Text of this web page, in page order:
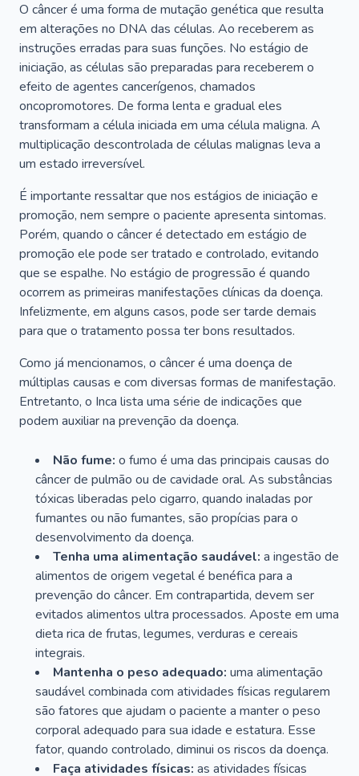
O câncer é uma forma de mutação genética que resulta
em alterações no DNA das células. Ao receberem as
instruções erradas para suas funções. No estágio de
iniciação, as células são preparadas para receberem o
efeito de agentes cancerígenos, chamados
oncopromotores. De forma lenta e gradual eles
transformam a célula iniciada em uma célula maligna. A
multiplicação descontrolada de células malignas leva a
um estado irreversível.
É importante ressaltar que nos estágios de iniciação e
promoção, nem sempre o paciente apresenta sintomas.
Porém, quando o câncer é detectado em estágio de
promoção ele pode ser tratado e controlado, evitando
que se espalhe. No estágio de progressão é quando
ocorrem as primeiras manifestações clínicas da doença.
Infelizmente, em alguns casos, pode ser tarde demais
para que o tratamento possa ter bons resultados.
Como já mencionamos, o câncer é uma doença de
múltiplas causas e com diversas formas de manifestação.
Entretanto, o Inca lista uma série de indicações que
podem auxiliar na prevenção da doença.
Não fume: o fumo é uma das principais causas do
câncer de pulmão ou de cavidade oral. As substâncias
tóxicas liberadas pelo cigarro, quando inaladas por
fumantes ou não fumantes, são propícias para o
desenvolvimento da doença.
Tenha uma alimentação saudável: a ingestão de
alimentos de origem vegetal é benéfica para a
prevenção do câncer. Em contrapartida, devem ser
evitados alimentos ultra processados. Aposte em uma
dieta rica de frutas, legumes, verduras e cereais
integrais.
Mantenha o peso adequado: uma alimentação
saudável combinada com atividades físicas regularem
são fatores que ajudam o paciente a manter o peso
corporal adequado para sua idade e estatura. Esse
fator, quando controlado, diminui os riscos da doença.
Faça atividades físicas: as atividades físicas